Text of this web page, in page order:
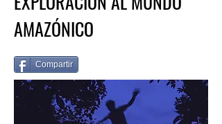
AMAZÓNICO
Compartir